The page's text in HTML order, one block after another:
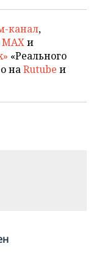
канал,
и
«Реального
наRutube и